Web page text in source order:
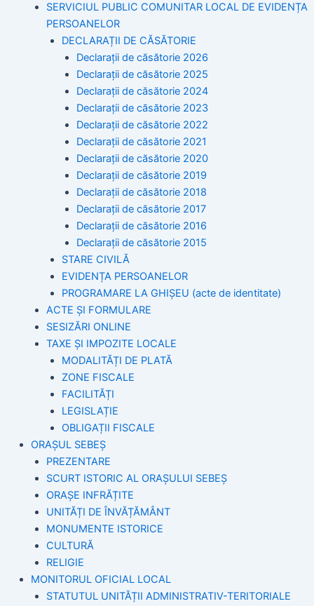
SERVICIUL PUBLIC COMUNITAR LOCAL DE EVIDENȚA
PERSOANELOR
DECLARAȚII DE CĂSĂTORIE
Declarații de căsătorie 2026
Declarații de căsătorie 2025
Declarații de căsătorie 2024
Declarații de căsătorie 2023
Declarații de căsătorie 2022
Declarații de căsătorie 2021
Declarații de căsătorie 2020
Declarații de căsătorie 2019
Declarații de căsătorie 2018
Declarații de căsătorie 2017
Declarații de căsătorie 2016
Declarații de căsătorie 2015
STARE CIVILĂ
EVIDENȚA PERSOANELOR
PROGRAMARE LA GHIȘEU (acte de identitate)
ACTE ȘI FORMULARE
SESIZĂRI ONLINE
TAXE ȘI IMPOZITE LOCALE
MODALITĂȚI DE PLATĂ
ZONE FISCALE
FACILITĂȚI
LEGISLAȚIE
OBLIGAȚII FISCALE
ORAȘUL SEBEȘ
PREZENTARE
SCURT ISTORIC AL ORAȘULUI SEBEȘ
ORAȘE INFRĂȚITE
UNITĂȚI DE ÎNVĂȚĂMÂNT
MONUMENTE ISTORICE
CULTURĂ
RELIGIE
MONITORUL OFICIAL LOCAL
STATUTUL UNITĂȚII ADMINISTRATIV-TERITORIALE